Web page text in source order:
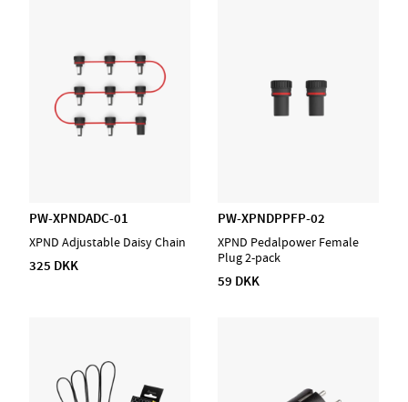
PW-XPNDADC-01
XPND Adjustable Daisy Chain
325 DKK
PW-XPNDPPFP-02
XPND Pedalpower Female
Plug 2-pack
59 DKK